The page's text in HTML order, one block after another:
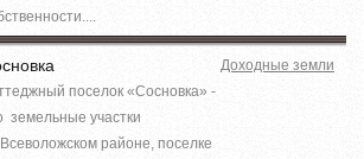
поселок «Сосновка» -
земельные участки
районе, поселке
Доходные земли